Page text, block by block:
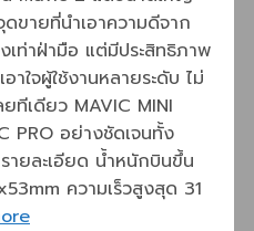
ขายที่นำเอาความดีจาก
เท่าฝ่ามือ แต่มีประสิทธิภาพ
ใจผู้ใช้งานหลายระดับ ไม่
ทีเดียว MAVIC MINI
PRO อย่างชัดเจนทั้ง
ายละเอียด น้ำหนักบินขึ้น
ความเร็วสูงสุด 31